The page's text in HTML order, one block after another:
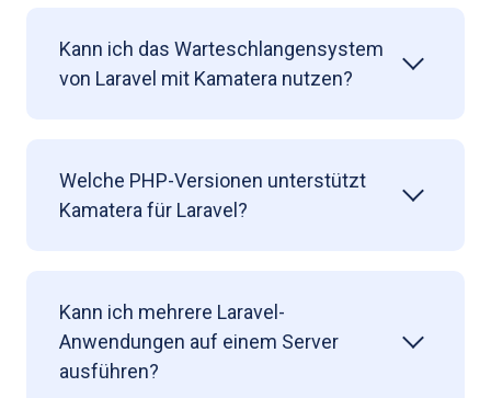
Kann ich das Warteschlangensystem
von Laravel mit Kamatera nutzen?
Welche PHP-Versionen unterstützt
Kamatera für Laravel?
Kann ich mehrere Laravel-
Anwendungen auf einem Server
ausführen?